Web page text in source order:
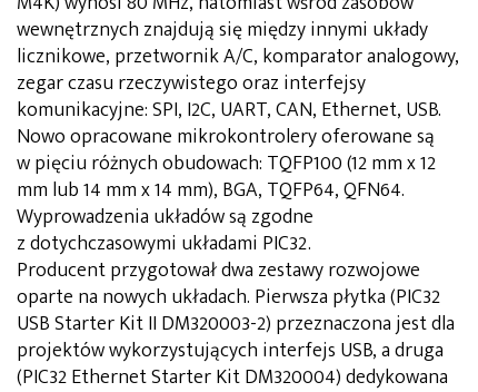
wewnętrznych znajdują się między innymi układy
licznikowe, przetwornik A/C, komparator analogowy,
zegar czasu rzeczywistego oraz interfejsy
komunikacyjne: SPI, I2C, UART, CAN, Ethernet, USB.
Nowo opracowane mikrokontrolery oferowane są
w pięciu różnych obudowach: TQFP100 (12 mm x 12
mm lub 14 mm x 14 mm), BGA, TQFP64, QFN64.
Wyprowadzenia układów są zgodne
z dotychczasowymi układami PIC32.
Producent przygotował dwa zestawy rozwojowe
oparte na nowych układach. Pierwsza płytka (PIC32
USB Starter Kit II DM320003-2) przeznaczona jest dla
projektów wykorzystujących interfejs USB, a druga
(PIC32 Ethernet Starter Kit DM320004) dedykowana